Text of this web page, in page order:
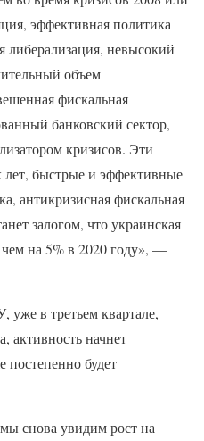
эффективная политика
либерализация, невысокий
объем
фискальная
банковский сектор,
кризисов. Эти
быстрые и эффективные
антикризисная фискальная
залогом, что украинская
на 5% в 2020 году», —
в третьем квартале,
активность начнет
постепенно будет
снова увидим рост на